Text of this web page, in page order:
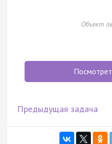
Объект
Предыдущая задача